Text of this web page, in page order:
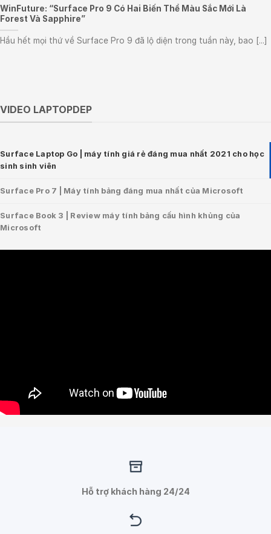
WinFuture: “Surface Pro 9 Có Hai Biến Thể Màu Sắc Mới Là
Forest Và Sapphire”
Hầu hết mọi thứ về Surface Pro 9 đã lộ diện trong tuần này, bao [...]
VIDEO LAPTOPDEP
Surface Laptop Go | máy tính giá rẻ đáng mua nhất 2021 cho học
sinh sinh viên
Surface Pro 7 | Máy tính bảng đáng mua nhất của Microsoft
Surface Book 3 | Review máy tính bảng cấu hình khủng của
Microsoft
Hỗ trợ khách hàng 24/24